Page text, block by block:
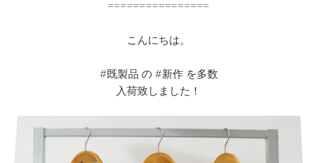
================
こんにちは。
#既製品 の #新作 を多数
入荷致しました！